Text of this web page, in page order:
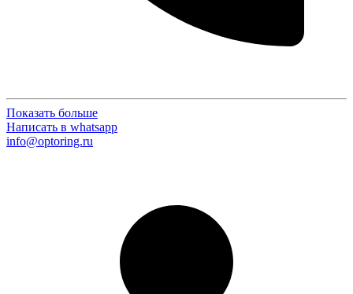
Показать больше
Написать в whatsapp
info@optoring.ru